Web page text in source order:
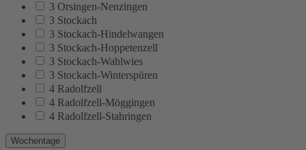
3 Orsingen-Nenzingen
3 Stockach
3 Stockach-Hindelwangen
3 Stockach-Hoppetenzell
3 Stockach-Wahlwies
3 Stockach-Winterspüren
4 Radolfzell
4 Radolfzell-Möggingen
4 Radolfzell-Stahringen
Wochentage